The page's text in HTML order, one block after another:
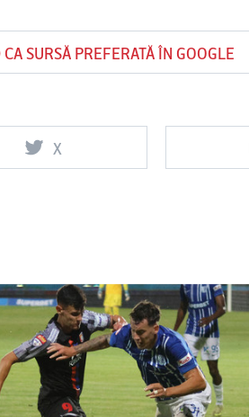
CA SURSĂ PREFERATĂ ÎN GOOGLE
X